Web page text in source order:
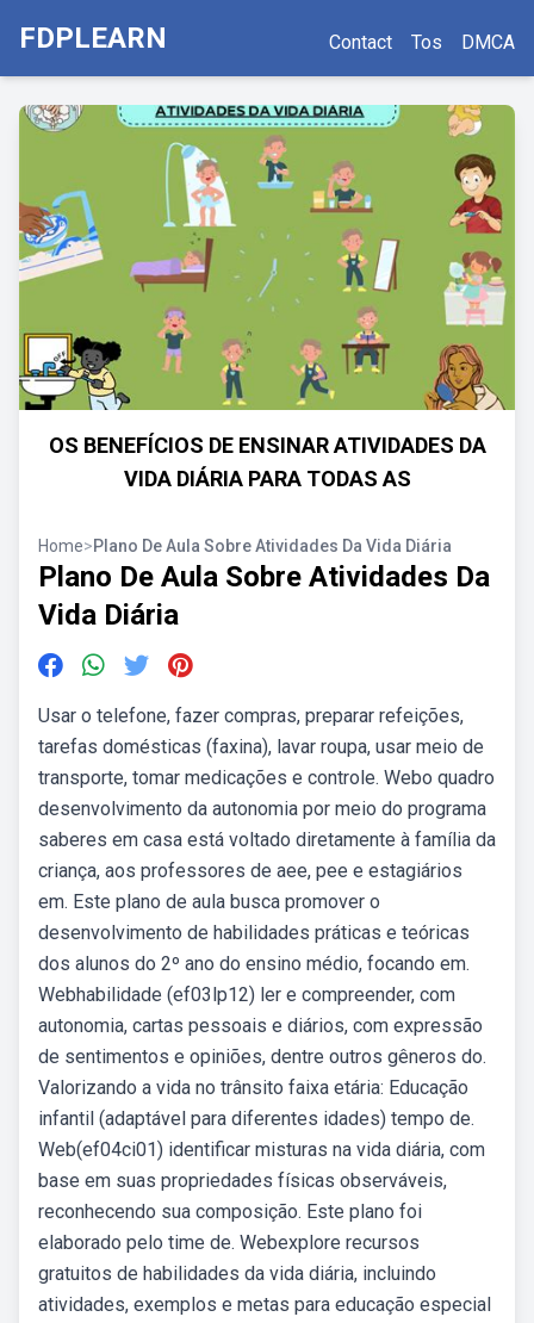
FDPLEARN Contact Tos DMCA
OS BENEFÍCIOS DE ENSINAR ATIVIDADES DA
VIDA DIÁRIA PARA TODAS AS
Home>Plano De Aula Sobre Atividades Da Vida Diária
Plano De Aula Sobre Atividades Da
Vida Diária
Usar o telefone, fazer compras, preparar refeições,
tarefas domésticas (faxina), lavar roupa, usar meio de
transporte, tomar medicações e controle. Webo quadro
desenvolvimento da autonomia por meio do programa
saberes em casa está voltado diretamente à família da
criança, aos professores de aee, pee e estagiários
em. Este plano de aula busca promover o
desenvolvimento de habilidades práticas e teóricas
dos alunos do 2º ano do ensino médio, focando em.
Webhabilidade (ef03lp12) ler e compreender, com
autonomia, cartas pessoais e diários, com expressão
de sentimentos e opiniões, dentre outros gêneros do.
Valorizando a vida no trânsito faixa etária: Educação
infantil (adaptável para diferentes idades) tempo de.
Web(ef04ci01) identificar misturas na vida diária, com
base em suas propriedades físicas observáveis,
reconhecendo sua composição. Este plano foi
elaborado pelo time de. Webexplore recursos
gratuitos de habilidades da vida diária, incluindo
atividades, exemplos e metas para educação especial